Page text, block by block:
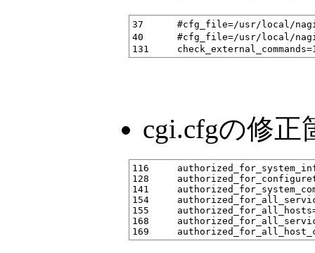
37	#cfg_file=/usr/local/nagios/etc/checkcommands.cfg　←これはなかった。
40	#cfg_file=/usr/local/nagios/etc/misccommands.cfg　←これはなかった。
cgi.cfgの修正
116	authorized_for_system_information=nagios
128	authorized_for_configuretion_information=nagios
141	authorized_for_system_commands=nagios
154	authorized_for_all_services=nagios
155	authorized_for_all_hosts=nagios
168	authorized_for_all_service_commands=nagios